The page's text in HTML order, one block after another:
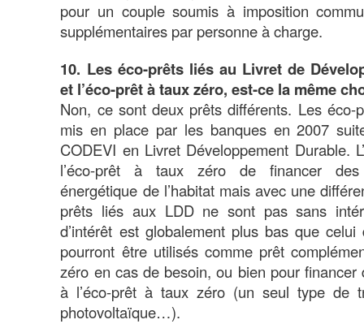
pour un couple soumis à imposition
supplémentaires par personne à charge.
10. Les éco-prêts liés au Livret de
et l’éco-prêt à taux zéro, est-ce la même
Non, ce sont deux prêts différents. Les
mis en place par les banques en 2007
CODEVI en Livret Développement Durable.
l’éco-prêt à taux zéro de financer des
énergétique de l’habitat mais avec une
prêts liés aux LDD ne sont pas sans
d’intérêt est globalement plus bas que
pourront être utilisés comme prêt
zéro en cas de besoin, ou bien pour financer
à l’éco-prêt à taux zéro (un seul type de
photovoltaïque…).